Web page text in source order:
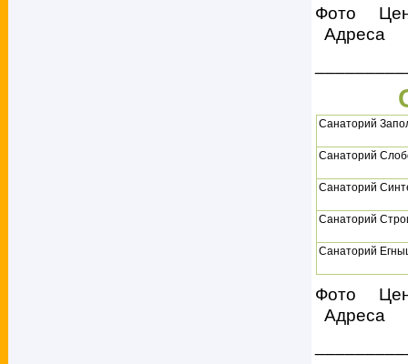
Фото
Санаторий
Санаторий
Санаторий
Санаторий
Санаторий
Фото